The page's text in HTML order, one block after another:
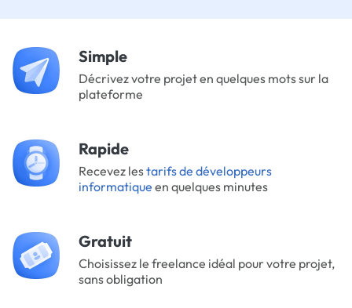
Simple
Décrivez votre projet en quelques mots sur la
plateforme
Rapide
Recevez lestarifs de développeurs
informatique en quelques minutes
Gratuit
Choisissez le freelance idéal pour votre projet,
sans obligation